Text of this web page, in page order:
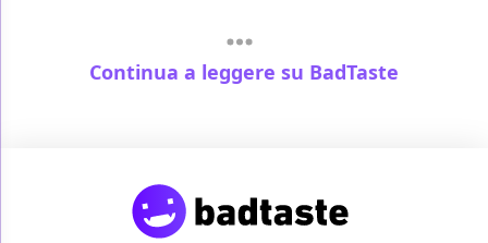
Continua a leggere su BadTaste